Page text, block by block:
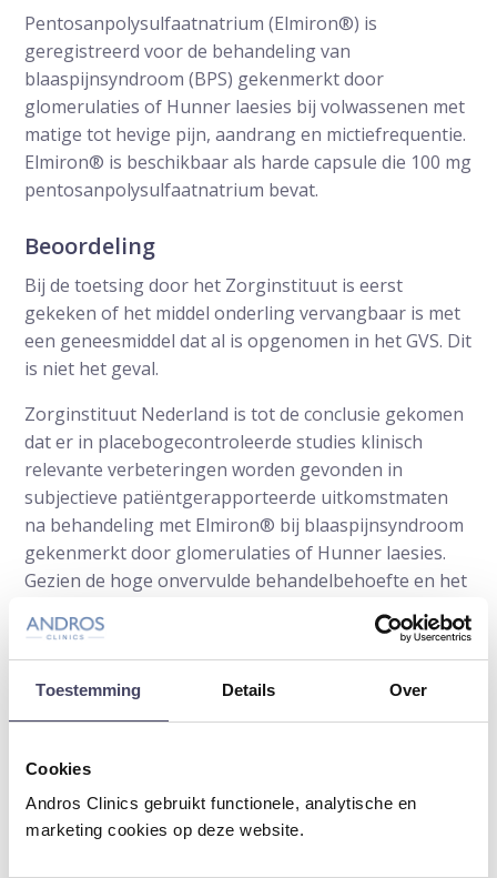
Toestemming Details Over
Cookies
Andros Clinics gebruikt functionele, analytische en
marketing cookies op deze website.
Pentosanpolysulfaatnatrium (Elmiron®) is
geregistreerd voor de behandeling van
blaaspijnsyndroom (BPS) gekenmerkt door
glomerulaties of Hunner laesies bij volwassenen met
matige tot hevige pijn, aandrang en mictiefrequentie.
Elmiron® is beschikbaar als harde capsule die 100 mg
pentosanpolysulfaatnatrium bevat.
Beoordeling
Bij de toetsing door het Zorginstituut is eerst
gekeken of het middel onderling vervangbaar is met
een geneesmiddel dat al is opgenomen in het GVS. Dit
is niet het geval.
Zorginstituut Nederland is tot de conclusie gekomen
dat er in placebogecontroleerde studies klinisch
relevante verbeteringen worden gevonden in
subjectieve patiëntgerapporteerde uitkomstmaten
na behandeling met Elmiron® bij blaaspijnsyndroom
gekenmerkt door glomerulaties of Hunner laesies.
Gezien de hoge onvervulde behandelbehoefte en het
waarschijnlijk positieve effect op de kwaliteit van
leven heeft pentosanpolysulfaatnatrium (Elmiron®)
een meerwaarde.
blaaspijnsyndroom gekenmerkt door ofwel
glomerulaties ofwel Hunner laesies met matige tot
hevige pijn, aandrang en mictiefrequentie.